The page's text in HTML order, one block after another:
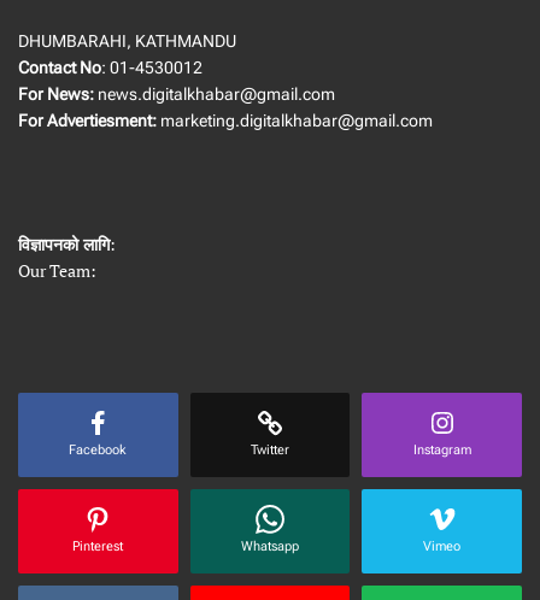
DHUMBARAHI, KATHMANDU
Contact No: 01-4530012
For News: news.digitalkhabar@gmail.com
For Advertiesment: marketing.digitalkhabar@gmail.com
विज्ञापनको लागि:
Our Team:
Facebook Twitter Instagram
Pinterest Whatsapp Vimeo